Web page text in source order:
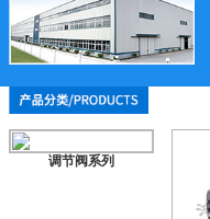
调节阀系列